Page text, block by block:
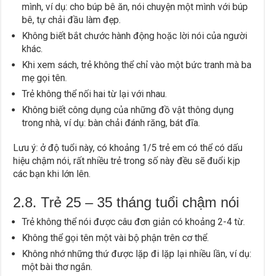
mình, ví dụ: cho búp bê ăn, nói chuyện một mình với búp
bê, tự chải đầu làm đẹp.
Không biết bắt chước hành động hoặc lời nói của người
khác.
Khi xem sách, trẻ không thể chỉ vào một bức tranh mà ba
mẹ gọi tên.
Trẻ không thể nối hai từ lại với nhau.
Không biết công dụng của những đồ vật thông dụng
trong nhà, ví dụ: bàn chải đánh răng, bát đĩa.
Lưu ý: ở độ tuổi này, có khoảng 1/5 trẻ em có thể có dấu
hiệu chậm nói, rất nhiều trẻ trong số này đều sẽ đuổi kịp
các bạn khi lớn lên.
2.8. Trẻ 25 – 35 tháng tuổi chậm nói
Trẻ không thể nói được câu đơn giản có khoảng 2-4 từ.
Không thể gọi tên một vài bộ phận trên cơ thể.
Không nhớ những thứ được lặp đi lặp lại nhiều lần, ví dụ:
một bài thơ ngắn.